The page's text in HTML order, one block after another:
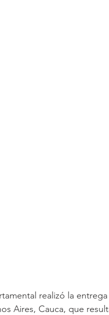
realizó la
Aires, Cauca, que